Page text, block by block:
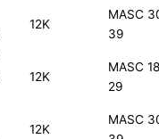
12K
MASC
39
12K
MASC
29
12K
MASC